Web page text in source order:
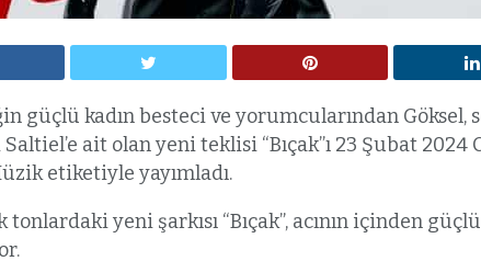
güçlü kadın besteci ve yorumcularından Göksel,
ait olan yeni teklisi “Bıçak”ı 23 Şubat 2024
etiketiyle yayımladı.
tonlardaki yeni şarkısı “Bıçak”, acının içinden